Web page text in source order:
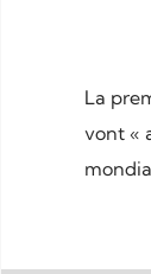
La
vont «